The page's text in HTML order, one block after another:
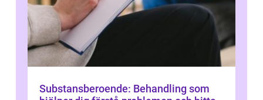
Substansberoende: Behandling som